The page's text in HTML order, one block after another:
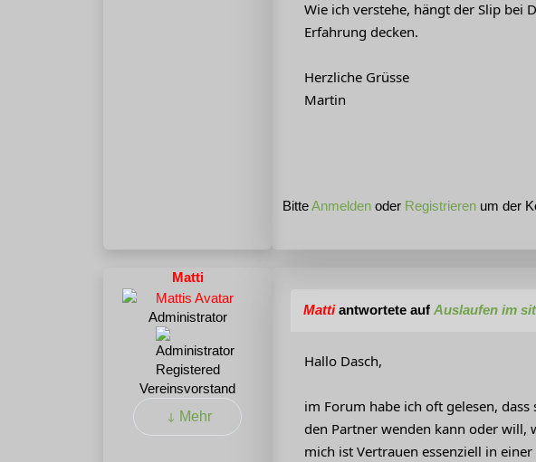
Wie ich verstehe, hängt der Slip bei
Erfahrung decken.
Herzliche Grüsse
Martin
BitteAnmelden oder Registrieren um der
Matti
Administrator
Registered
Vereinsvorstand
Mehr
Mattiantwortete auf Auslaufen im
Hallo Dasch,
im Forum habe ich oft gelesen,
den Partner wenden kann oder will,
mich ist Vertrauen essenziell in einer